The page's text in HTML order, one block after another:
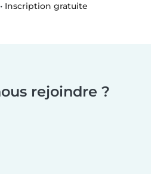
• Inscription gratuite
rejoindre ?